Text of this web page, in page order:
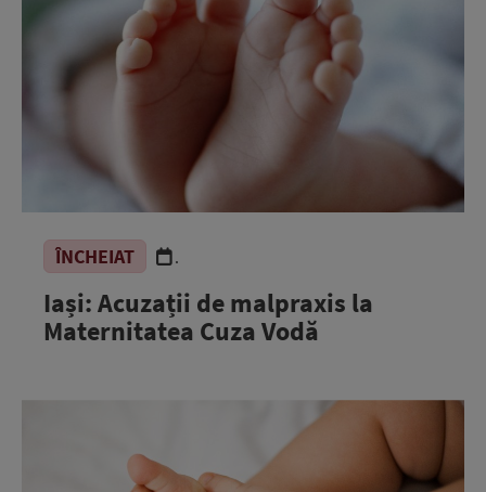
ÎNCHEIAT .
Iași: Acuzații de malpraxis la
Maternitatea Cuza Vodă